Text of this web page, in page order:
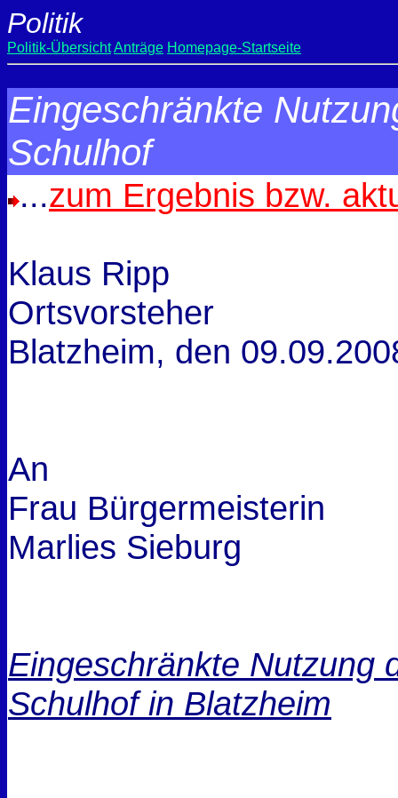
Politik
Politik-ÜbersichtAnträge Homepage-Startseite
Eingeschränkte
Schulhof
...zum Ergebnis bzw.
Klaus Ripp
Ortsvorsteher
Blatzheim, den
An
Frau Bürgermeisterin
Marlies Sieburg
Eingeschränkte Nutzung
Schulhof in Blatzheim